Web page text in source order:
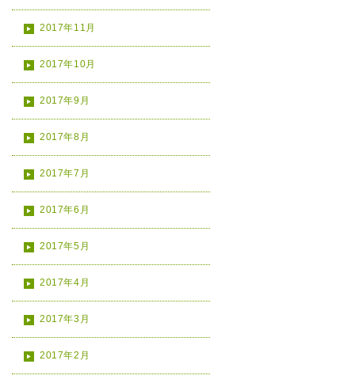
2017年11月
2017年10月
2017年9月
2017年8月
2017年7月
2017年6月
2017年5月
2017年4月
2017年3月
2017年2月